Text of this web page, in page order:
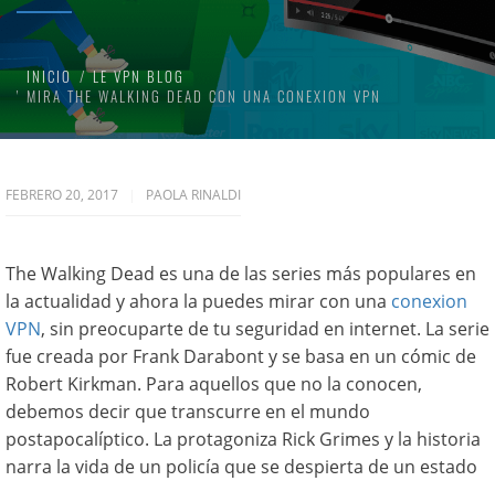
INICIO
LE VPN BLOG
MIRA THE WALKING DEAD CON UNA CONEXION VPN
FEBRERO 20, 2017 PAOLA RINALDI
The Walking Dead es una de las series más populares en
la actualidad y ahora la puedes mirar con una conexion
VPN, sin preocuparte de tu seguridad en internet. La serie
fue creada por Frank Darabont y se basa en un cómic de
Robert Kirkman. Para aquellos que no la conocen,
debemos decir que transcurre en el mundo
postapocalíptico. La protagoniza Rick Grimes y la historia
narra la vida de un policía que se despierta de un estado